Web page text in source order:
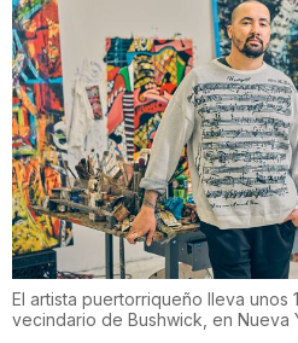
El artista puertorriqueño lleva unos
vecindario de Bushwick, en Nueva